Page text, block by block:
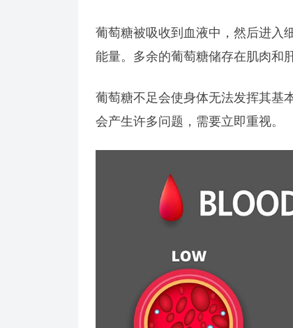
葡萄糖被吸收到血液中，然后进入
能量。多余的葡萄糖储存在肌肉和
葡萄糖不足会使身体无法发挥其基
会产生许多问题，需要立即重视。